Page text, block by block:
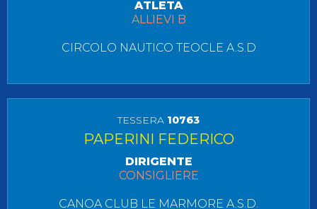
ATLETA
ALLIEVI B
CIRCOLO NAUTICO TEOCLE A.S.D
TESSERA 10763
PAPERINI FEDERICO
DIRIGENTE
CONSIGLIERE
CANOA CLUB LE MARMORE A.S.D.